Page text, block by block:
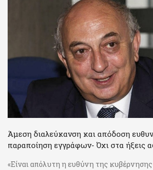
Άμεση διαλεύκανση και απόδοση
παραποίηση εγγράφων- Όχι στα ήξεις
«Είναι απόλυτη η ευθύνη της